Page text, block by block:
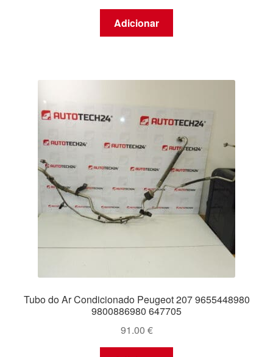
Adicionar
Tubo do Ar Condicionado Peugeot 207 9655448980
9800886980 647705
91.00 €